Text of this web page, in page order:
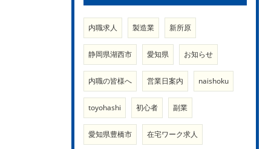
内職求人 製造業 新所原
静岡県湖西市 愛知県 お知らせ
内職の皆様へ 営業日案内 naishoku
toyohashi 初心者 副業
愛知県豊橋市 在宅ワーク求人